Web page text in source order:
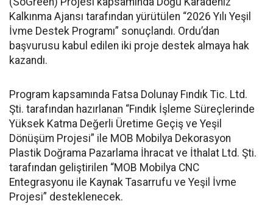
Kalkınma Ajansı tarafından yürütülen “2026 Yılı Yeşil
İvme Destek Programı” sonuçlandı. Ordu’dan
başvurusu kabul edilen iki proje destek almaya hak
kazandı.
Program kapsamında Fatsa Dolunay Fındık Tic. Ltd.
Şti. tarafından hazırlanan “Fındık İşleme Süreçlerinde
Yüksek Katma Değerli Üretime Geçiş ve Yeşil
Dönüşüm Projesi” ile MOB Mobilya Dekorasyon
Plastik Doğrama Pazarlama İhracat ve İthalat Ltd. Şti.
tarafından geliştirilen “MOB Mobilya CNC
Entegrasyonu ile Kaynak Tasarrufu ve Yeşil İvme
Projesi” desteklenecek.